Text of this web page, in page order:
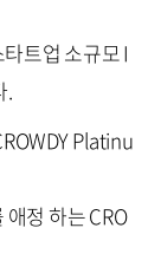
트업 소규모 I
.
Platinu
정 하는 CRO